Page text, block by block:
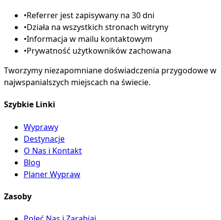
•Referrer jest zapisywany na 30 dni
•Działa na wszystkich stronach witryny
•Informacja w mailu kontaktowym
•Prywatność użytkowników zachowana
Tworzymy niezapomniane doświadczenia przygodowe w
najwspanialszych miejscach na świecie.
Szybkie Linki
Wyprawy
Destynacje
O Nas i Kontakt
Blog
Planer Wypraw
Zasoby